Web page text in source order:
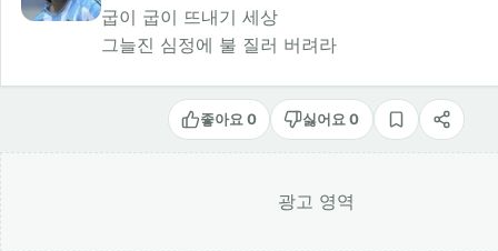
굽이 굽이 뜨내기 세상
그늘진 심정에 불 질러 버려라
좋아요 0 싫어요 0
스크랩공유
광고 영역